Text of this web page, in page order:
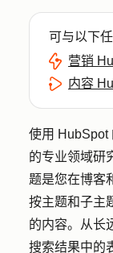
可与以下
营销
内容
使用 HubSpot
的专业领域研
题是您在博客
按主题和子主
的内容。从长
搜索结果中的